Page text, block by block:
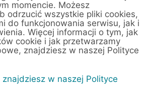
placówek
Grupa
o.o. Sp.k.
Wyznacz trasę
momencie. Możesz
odrzucić wszystkie pliki cookies,
do funkcjonowania serwisu, jak i
Więcej informacji o tym, jak
cookie i jak przetwarzamy
znajdziesz w naszej Polityce
w naszej Polityce